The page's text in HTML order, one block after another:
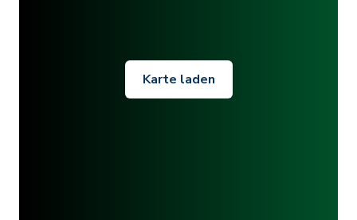
Karte laden